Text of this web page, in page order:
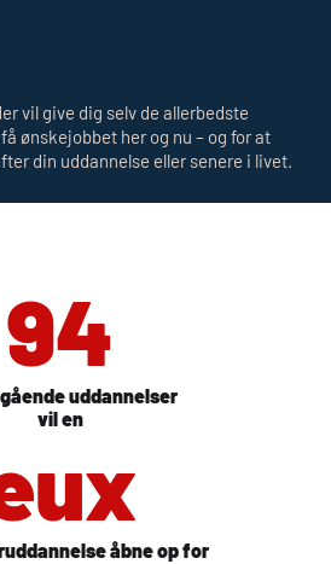
vil give dig selv de allerbedste
ønskejobbet her og nu – og for at
din uddannelse eller senere i livet.
94
uddannelser
vil en
åbne op for